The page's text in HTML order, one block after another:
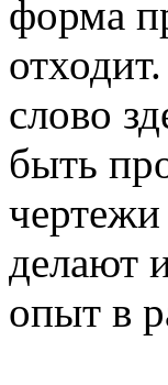
форма
слово
быть
делают
опыт в